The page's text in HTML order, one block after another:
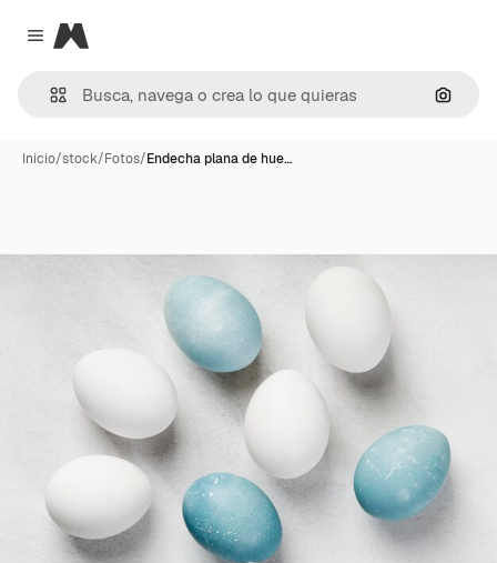
Close menu
Magnific
Inicio/stock/Fotos/Endecha plana de hue…